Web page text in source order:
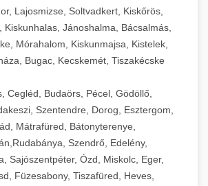
Lajosmizse, Soltvadkert, Kiskőrös,
Kiskunhalas, Jánoshalma, Bácsalmás,
Mórahalom, Kiskunmajsa, Kistelek,
Bugac, Kecskemét, Tiszakécske
Cegléd, Budaörs, Pécel, Gödöllő,
Szentendre, Dorog, Esztergom,
Mátrafüred, Bátonyterenye,
Szendrő, Edelény,
Sajószentpéter, Ózd, Miskolc, Eger,
Füzesabony, Tiszafüred, Heves,